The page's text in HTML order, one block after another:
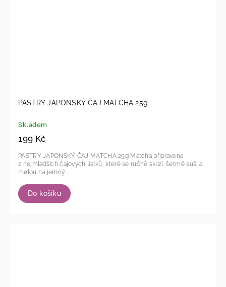
PASTRY JAPONSKÝ ČAJ MATCHA 25g
Skladem
199 Kč
Do košíku
PASTRY JAPONSKÝ ČAJ MATCHA 25g Matcha připravena
z nejmladších čajových lístků, které se ručně sklízí, šetrně suší a
melou na jemný...